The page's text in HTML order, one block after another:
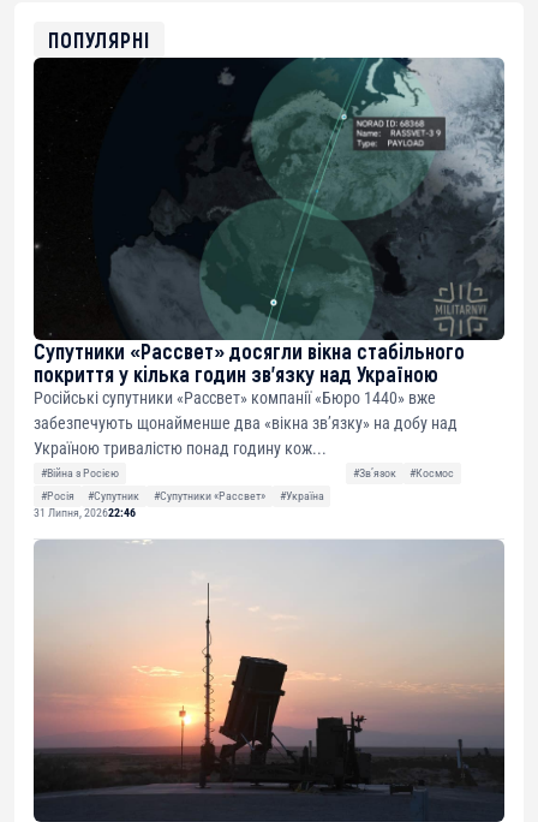
0xfD02863D3289416fcF50975c9DFda13623f97758
ПОПУЛЯРНІ
Супутники «Рассвет» досягли вікна стабільного
покриття у кілька годин зв’язку над Україною
Російські супутники «Рассвет» компанії «Бюро 1440» вже
забезпечують щонайменше два «вікна зв’язку» на добу над
Україною тривалістю понад годину кож...
#Війна з Росією #Звʼязок
#Космос
#Росія
#Супутник #Супутники «Рассвет»
#Україна
31 Липня, 202622:46